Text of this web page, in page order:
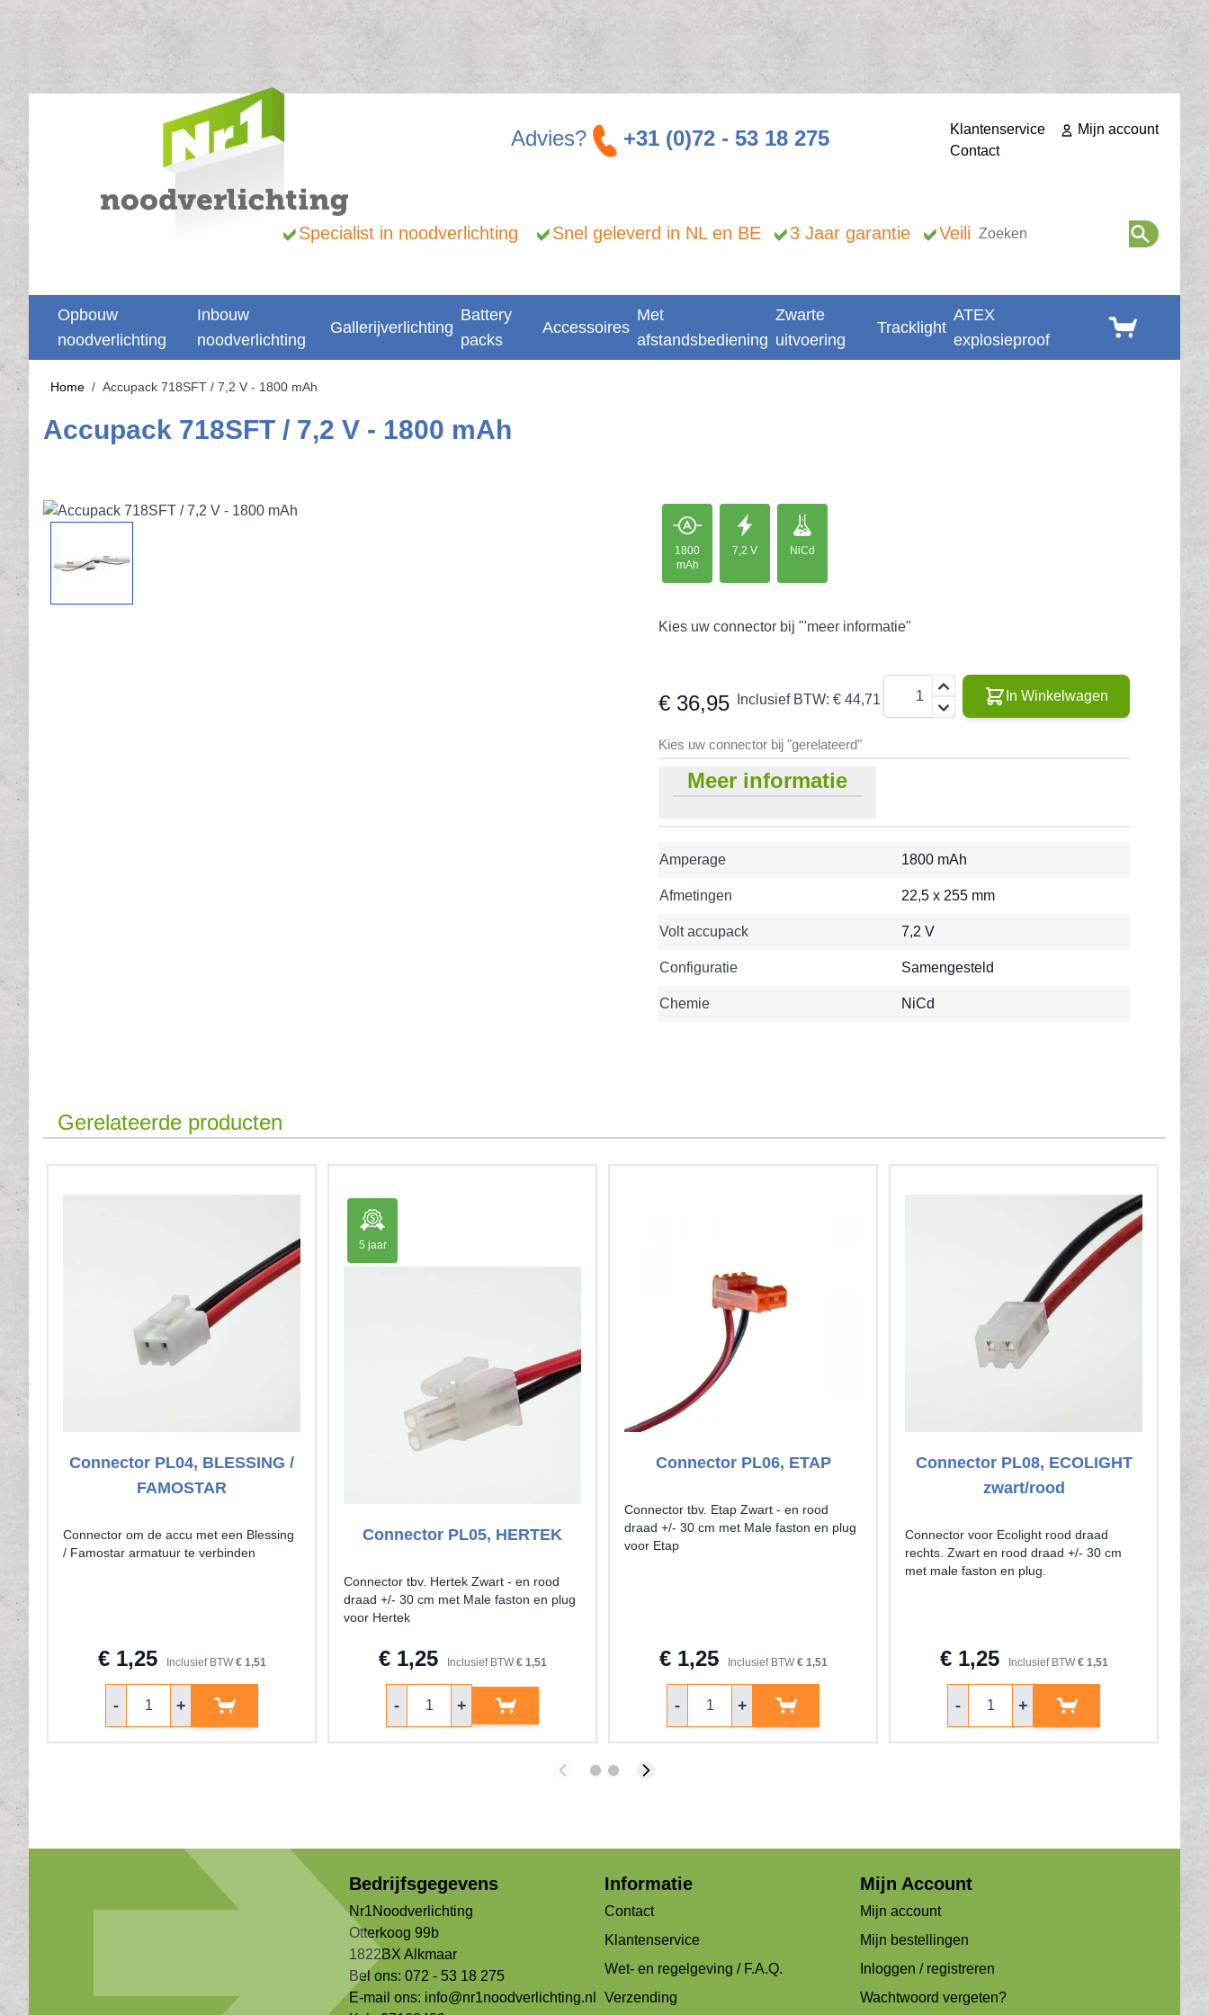
Ga naar de inhoud
Zoeken
Klantenservice
Mijn account
Contact
Advies? +31 (0)72 - 53 18 275
Specialist in noodverlichting Snel geleverd in NL en BE 3 Jaar garantie Veilig betalen
Opbouw
noodverlichting
Inbouw
noodverlichting
Gallerijverlichting
Battery
packs
Accessoires
Met
afstandsbediening
Zwarte
uitvoering
Tracklight
ATEX
explosieproof
Winkelwagen
Home / Accupack 718SFT / 7,2 V - 1800 mAh
Accupack 718SFT / 7,2 V - 1800 mAh
1800
mAh
7,2 V NiCd
Kies uw connector bij "'meer informatie"
€ 36,95 Inclusief BTW: € 44,71 In Winkelwagen
Kies uw connector bij "gerelateerd"
Meer informatie
Amperage 1800 mAh
Afmetingen 22,5 x 255 mm
Volt accupack 7,2 V
Configuratie Samengesteld
Chemie NiCd
Gerelateerde producten
Connector PL04, BLESSING /
FAMOSTAR
Connector om de accu met een Blessing
/ Famostar armatuur te verbinden
€ 1,25 Inclusief BTW € 1,51
- +
5 jaar
Connector PL05, HERTEK
Connector tbv. Hertek Zwart - en rood
draad +/- 30 cm met Male faston en plug
voor Hertek
€ 1,25 Inclusief BTW € 1,51
- +
Connector PL06, ETAP
Connector tbv. Etap Zwart - en rood
draad +/- 30 cm met Male faston en plug
voor Etap
€ 1,25 Inclusief BTW € 1,51
- +
Connector PL08, ECOLIGHT
zwart/rood
Connector voor Ecolight rood draad
rechts. Zwart en rood draad +/- 30 cm
met male faston en plug.
€ 1,25 Inclusief BTW € 1,51
- +
Bedrijfsgegevens
Nr1Noodverlichting
Otterkoog 99b
1822BX Alkmaar
Bel ons: 072 - 53 18 275
E-mail ons: info@nr1noodverlichting.nl
Informatie
Contact
Klantenservice
Wet- en regelgeving / F.A.Q.
Verzending
Mijn Account
Mijn account
Mijn bestellingen
Inloggen / registreren
Wachtwoord vergeten?